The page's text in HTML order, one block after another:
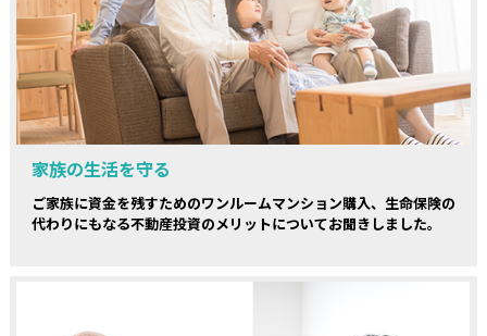
家族の生活を守る
ご家族に資金を残すためのワンルームマンション購入、生命保険の
代わりにもなる不動産投資のメリットについてお聞きしました。